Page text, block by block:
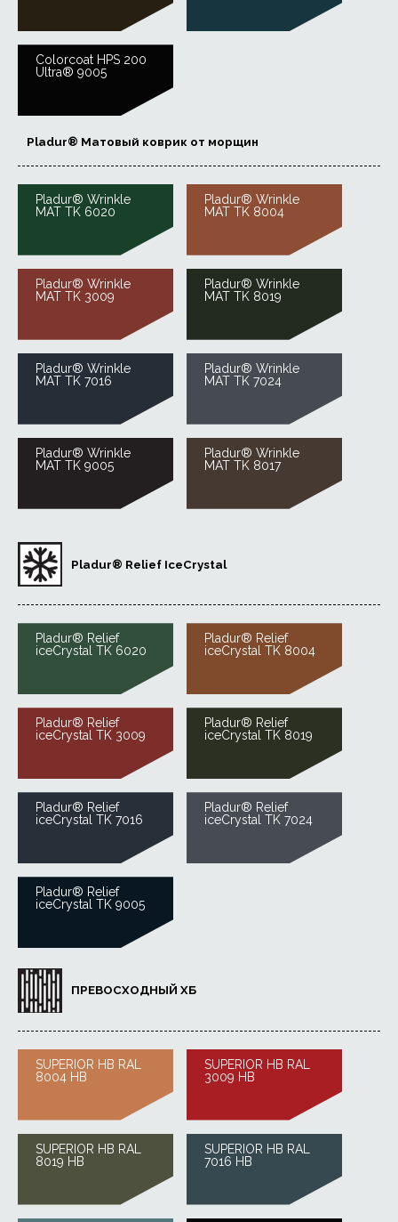
Colorcoat HPS 200
Ultra® 9005
Pladur® Матовый коврик от морщин
Pladur® Wrinkle
MAT TK 6020
Pladur® Wrinkle
MAT TK 8004
Pladur® Wrinkle
MAT TK 3009
Pladur® Wrinkle
MAT TK 8019
Pladur® Wrinkle
MAT TK 7016
Pladur® Wrinkle
MAT TK 7024
Pladur® Wrinkle
MAT TK 9005
Pladur® Wrinkle
MAT TK 8017
Pladur® Relief IceCrystal
Pladur® Relief
iceCrystal TK 6020
Pladur® Relief
iceCrystal TK 8004
Pladur® Relief
iceCrystal TK 3009
Pladur® Relief
iceCrystal TK 8019
Pladur® Relief
iceCrystal TK 7016
Pladur® Relief
iceCrystal TK 7024
Pladur® Relief
iceCrystal TK 9005
ПРЕВОСХОДНЫЙ ХБ
SUPERIOR HB RAL
8004 HB
SUPERIOR HB RAL
3009 HB
SUPERIOR HB RAL
8019 HB
SUPERIOR HB RAL
7016 HB